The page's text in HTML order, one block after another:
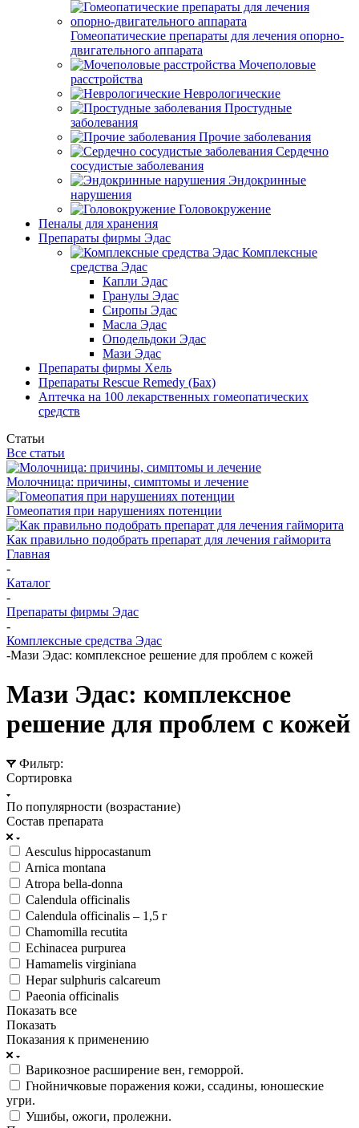
Гомеопатические препараты для лечения опорно-
двигательного аппарата
Мочеполовые
расстройства
Неврологические
Простудные
заболевания
Прочие заболевания
Сердечно
сосудистые заболевания
Эндокринные
нарушения
Головокружение
Пеналы для хранения
Препараты фирмы Эдас
Комплексные
средства Эдас
Капли Эдас
Гранулы Эдас
Сиропы Эдас
Масла Эдас
Оподельдоки Эдас
Мази Эдас
Препараты фирмы Хель
Препараты Rescue Remedy (Бах)
Аптечка на 100 лекарственных гомеопатических
средств
Статьи
Все статьи
Молочница: причины, симптомы и лечение
Гомеопатия при нарушениях потенции
Как правильно подобрать препарат для лечения гайморита
Главная
-
Каталог
-
Препараты фирмы Эдас
-
Комплексные средства Эдас
-Мази Эдас: комплексное решение для проблем с кожей
Мази Эдас: комплексное
решение для проблем с кожей
Фильтр:
Сортировка
По популярности (возрастание)
Состав препарата
Aesculus hippocastanum
Arnica montana
Atropa bella-donna
Calendula officinalis
Calendula officinalis – 1,5 г
Chamomilla recutita
Echinacea purpurea
Hamamelis virginiana
Hepar sulphuris calcareum
Paeonia officinalis
Показать все
Показать
Показания к применению
Варикозное расширение вен, геморрой.
Гнойничковые поражения кожи, ссадины, юношеские
угри.
Ушибы, ожоги, пролежни.